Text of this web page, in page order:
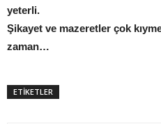
yeterli.
Şikayet ve mazeretler çok
zaman…
ETİKETLER